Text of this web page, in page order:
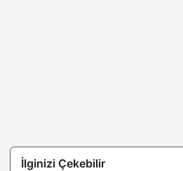
İlginizi Çekebilir